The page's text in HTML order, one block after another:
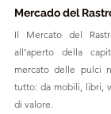
Mercado del
Il Mercato del
all’aperto della
mercato delle pulci
tutto: da mobili, libri,
di valore.